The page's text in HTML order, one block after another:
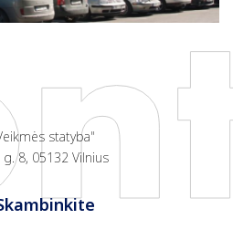
statyba"
8, 05132 Vilnius